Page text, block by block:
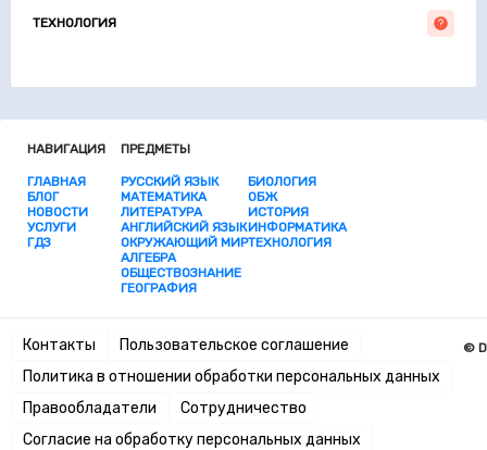
ТЕХНОЛОГИЯ
НАВИГАЦИЯ
ГЛАВНАЯ
БЛОГ
НОВОСТИ
УСЛУГИ
ГДЗ
ПРЕДМЕТЫ
РУССКИЙ ЯЗЫК
МАТЕМАТИКА
ЛИТЕРАТУРА
АНГЛИЙСКИЙ ЯЗЫК
ОКРУЖАЮЩИЙ МИР
АЛГЕБРА
ОБЩЕСТВОЗНАНИЕ
ГЕОГРАФИЯ
БИОЛОГИЯ
ОБЖ
ИСТОРИЯ
ИНФОРМАТИКА
ТЕХНОЛОГИЯ
Контакты
Пользовательское соглашение
Политика в отношении обработки персональных данных
Правообладатели
Сотрудничество
Согласие на обработку персональных данных
©